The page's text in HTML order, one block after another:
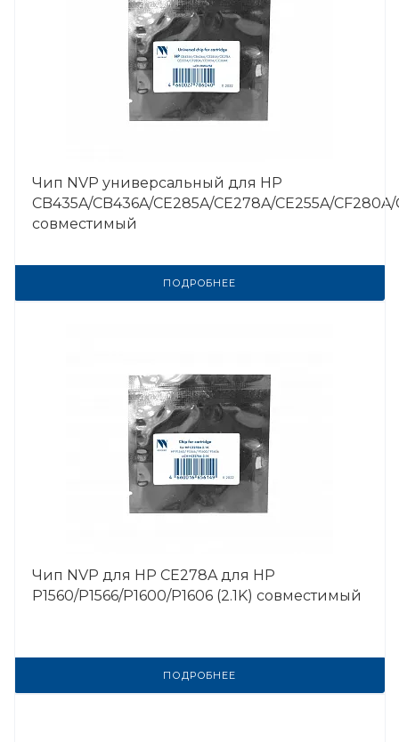
Чип NVP универсальный для HP
CB435A/CB436A/CE285A/CE278A/CE255A/CF280A/
совместимый
ПОДРОБНЕЕ
Чип NVP для HP CE278A для HP
P1560/P1566/P1600/P1606 (2.1K) совместимый
ПОДРОБНЕЕ